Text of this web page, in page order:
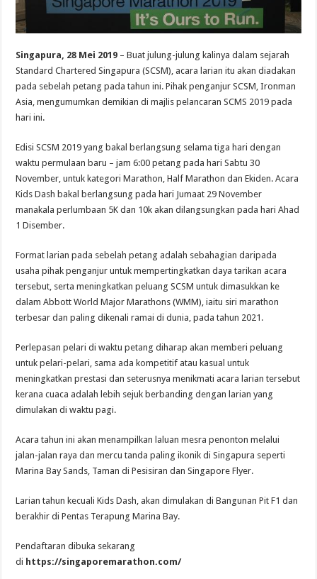
Singapura, 28 Mei 2019 – Buat julung-julung kalinya dalam sejarah
Standard Chartered Singapura (SCSM), acara larian itu akan diadakan
pada sebelah petang pada tahun ini. Pihak penganjur SCSM, Ironman
Asia, mengumumkan demikian di majlis pelancaran SCMS 2019 pada
hari ini.
Edisi SCSM 2019 yang bakal berlangsung selama tiga hari dengan
waktu permulaan baru – jam 6:00 petang pada hari Sabtu 30
November, untuk kategori Marathon, Half Marathon dan Ekiden. Acara
Kids Dash bakal berlangsung pada hari Jumaat 29 November
manakala perlumbaan 5K dan 10k akan dilangsungkan pada hari Ahad
1 Disember.
Format larian pada sebelah petang adalah sebahagian daripada
usaha pihak penganjur untuk mempertingkatkan daya tarikan acara
tersebut, serta meningkatkan peluang SCSM untuk dimasukkan ke
dalam Abbott World Major Marathons (WMM), iaitu siri marathon
terbesar dan paling dikenali ramai di dunia, pada tahun 2021.
Perlepasan pelari di waktu petang diharap akan memberi peluang
untuk pelari-pelari, sama ada kompetitif atau kasual untuk
meningkatkan prestasi dan seterusnya menikmati acara larian tersebut
kerana cuaca adalah lebih sejuk berbanding dengan larian yang
dimulakan di waktu pagi.
Acara tahun ini akan menampilkan laluan mesra penonton melalui
jalan-jalan raya dan mercu tanda paling ikonik di Singapura seperti
Marina Bay Sands, Taman di Pesisiran dan Singapore Flyer.
Larian tahun kecuali Kids Dash, akan dimulakan di Bangunan Pit F1 dan
berakhir di Pentas Terapung Marina Bay.
Pendaftaran dibuka sekarang
di https://singaporemarathon.com/